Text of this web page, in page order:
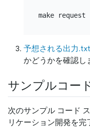
予想される出力.txt
かどうかを確認し
サンプルコー
次のサンプル コード
リケーション開発を完